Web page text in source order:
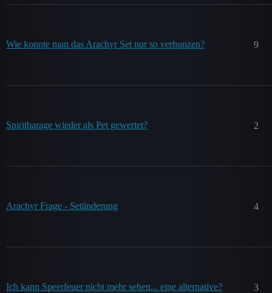
Wie konnte man das Arachyr Set nur so verhunzen? 9
Spiritbarage wieder als Pet gewertet? 2
Arachyr Frage - Setänderung 4
Ich kann Speerfeuer nicht mehr sehen... eine alternative? 3